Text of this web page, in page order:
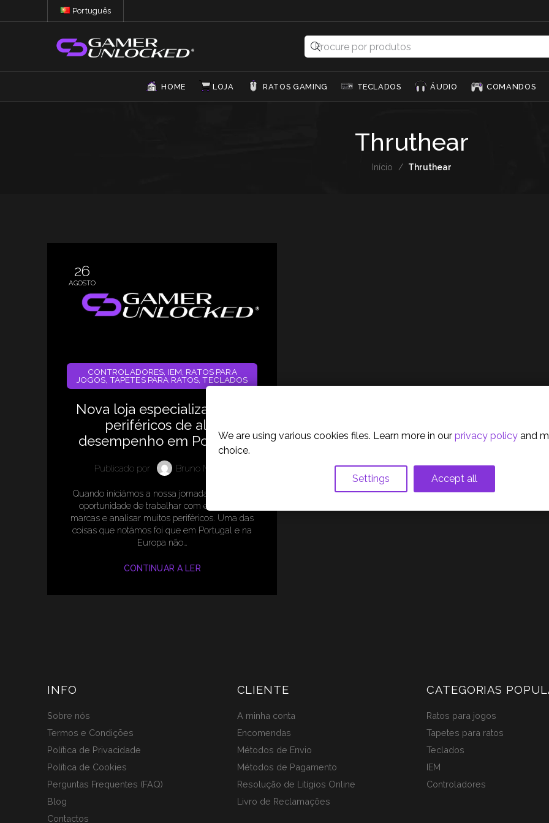
Português
HOME LOJA RATOS GAMING TECLADOS ÁUDIO COMANDOS
Thruthear
Início / Thruthear
26
AGOSTO
CONTROLADORES IEM RATOS PARA
JOGOS TAPETES PARA RATOS ,TECLADOS
Nova loja especializada em
periféricos de alto
desempenho em Portugal
Publicado por Bruno Morais
Quando iniciámos a nossa jornada, tivemos a
oportunidade de trabalhar com excelentes
marcas e analisar muitos periféricos. Uma das
coisas que notámos foi que em Portugal e na
Europa não…
CONTINUAR A LER
INFO
Sobre nós
Termos e Condições
Política de Privacidade
Política de Cookies
Perguntas Frequentes (FAQ)
Blog
Contactos
CLIENTE
A minha conta
Encomendas
Métodos de Envio
Métodos de Pagamento
Resolução de Litígios Online
Livro de Reclamações
CATEGORIAS
Ratos para jogos
Tapetes para ratos
Teclados
IEM
Controladores
We are using various cookies files. Learn more in our privacy policy and
choice.
Settings Accept all